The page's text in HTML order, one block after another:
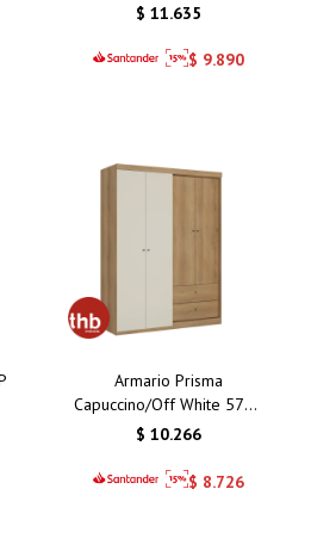
$ 11.635
$ 9.890
Armario Prisma
Capuccino/Off White 5781
4 Puertas / 2 Cajones
$ 10.266
$ 8.726